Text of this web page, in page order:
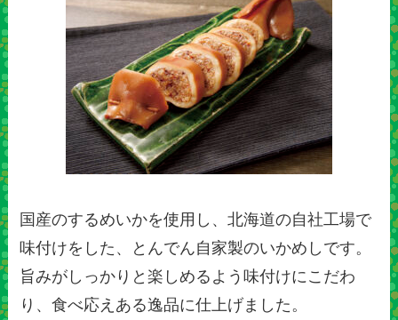
国産のするめいかを使用し、北海道の自社工場で
味付けをした、とんでん自家製のいかめしです。
旨みがしっかりと楽しめるよう味付けにこだわ
り、食べ応えある逸品に仕上げました。